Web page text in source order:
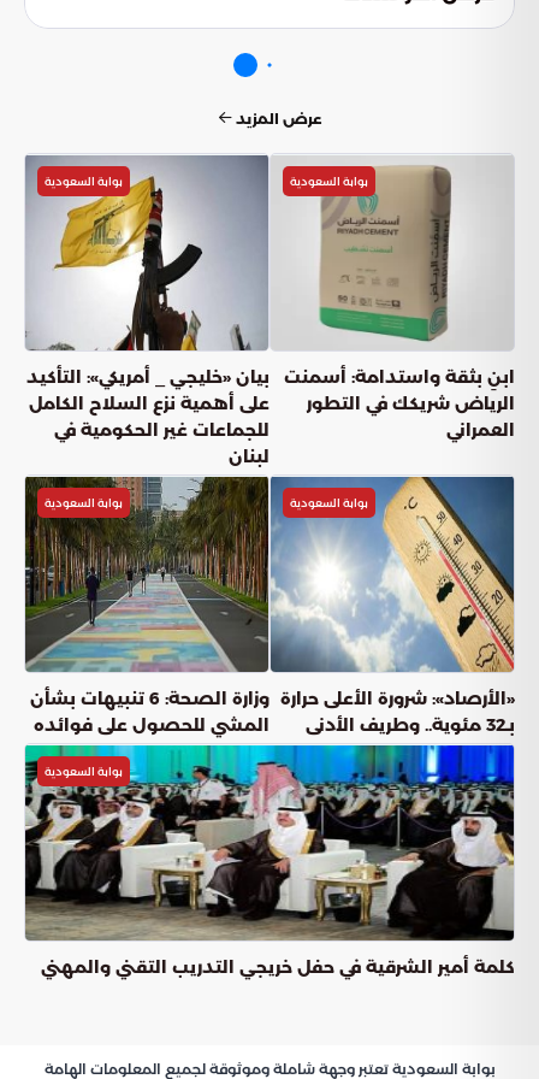
بوابة السعودية
«الشؤون الإسلامية» تنفّذ برنامج خادم
الحرمين لتفطير الصائمين في شيتاغونغ
ودكا ببنغلاديش
بوابة السعودية أعجبني شارك
دقائق القراءة الخميس, 12 مارس
عناوين المقال
برنامج تفطير الصائمين الملكي يعزز التكافل في بنغلاديش
موائد الإفطار تجمع الصائمين في شيتاغونغ ودكا
التكافل الرمضاني في العاصمة دكا
دور المملكة الإنساني والدعوي